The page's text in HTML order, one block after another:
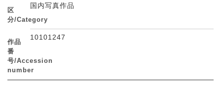
区
分/Category
国内写真作品
作品
番
号/Accession
number
10101247